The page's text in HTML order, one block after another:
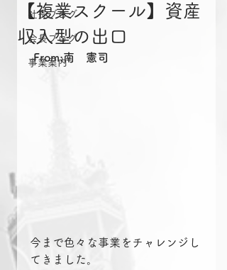
社長ブログ
会長ブログ
事業案内
【複業スクール】資産
収入型の出口
From:南　憲司
今まで色々な事業をチャレンジし
てきました。